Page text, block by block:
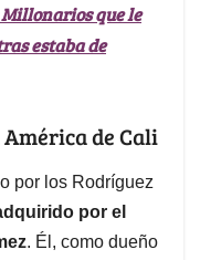
que le
estaba de
de Cali
por los Rodríguez
por el
. Él, como dueño